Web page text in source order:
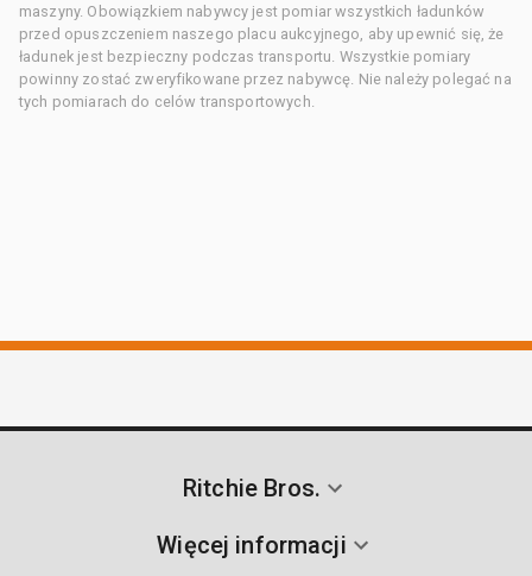
maszyny. Obowiązkiem nabywcy jest pomiar wszystkich ładunków
przed opuszczeniem naszego placu aukcyjnego, aby upewnić się, że
ładunek jest bezpieczny podczas transportu. Wszystkie pomiary
powinny zostać zweryfikowane przez nabywcę. Nie należy polegać na
tych pomiarach do celów transportowych.
Ritchie Bros.
Więcej informacji